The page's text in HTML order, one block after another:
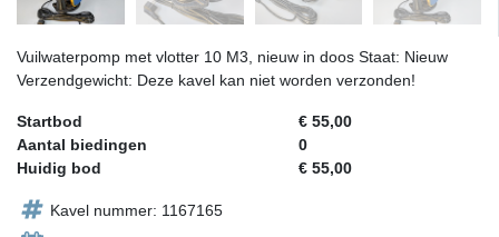
Vuilwaterpomp met vlotter 10 M3, nieuw in doos Staat: Nieuw
Verzendgewicht: Deze kavel kan niet worden verzonden!
Startbod
€ 55,00
Aantal biedingen
0
Huidig bod
€ 55,00
Kavel nummer: 1167165